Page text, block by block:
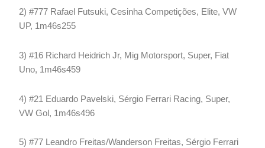
2) #777 Rafael Futsuki, Cesinha Competições, Elite, VW
UP, 1m46s255
3) #16 Richard Heidrich Jr, Mig Motorsport, Super, Fiat
Uno, 1m46s459
4) #21 Eduardo Pavelski, Sérgio Ferrari Racing, Super,
VW Gol, 1m46s496
5) #77 Leandro Freitas/Wanderson Freitas, Sérgio Ferrari